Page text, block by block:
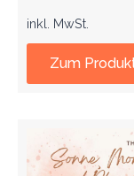
inkl. MwSt.
Zum